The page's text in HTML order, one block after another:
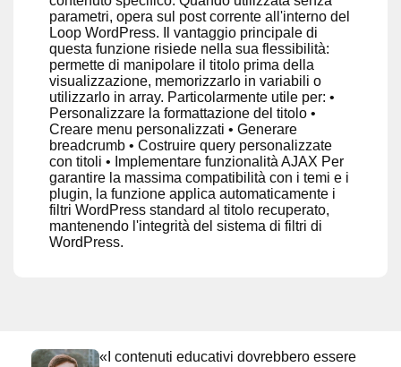
parametri, opera sul post corrente all'interno del
Loop WordPress. Il vantaggio principale di
questa funzione risiede nella sua flessibilità:
permette di manipolare il titolo prima della
visualizzazione, memorizzarlo in variabili o
utilizzarlo in array. Particolarmente utile per: •
Personalizzare la formattazione del titolo •
Creare menu personalizzati • Generare
breadcrumb • Costruire query personalizzate
con titoli • Implementare funzionalità AJAX Per
garantire la massima compatibilità con i temi e i
plugin, la funzione applica automaticamente i
filtri WordPress standard al titolo recuperato,
mantenendo l'integrità del sistema di filtri di
WordPress.
«I contenuti educativi dovrebbero essere